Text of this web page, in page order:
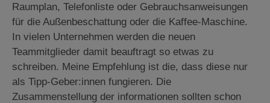
Raumplan, Telefonliste oder Gebrauchsanweisungen
für die Außenbeschattung oder die Kaffee-Maschine.
In vielen Unternehmen werden die neuen
Teammitglieder damit beauftragt so etwas zu
schreiben. Meine Empfehlung ist die, dass diese nur
als Tipp-Geber:innen fungieren. Die
Zusammenstellung der informationen sollten schon